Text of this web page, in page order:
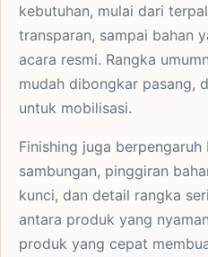
kebutuhan, mulai dari
transparan, sampai bahan
acara resmi. Rangka
mudah dibongkar pasang,
untuk mobilisasi.
Finishing juga berpengaruh
sambungan, pinggiran
kunci, dan detail rangka
antara produk yang
produk yang cepat